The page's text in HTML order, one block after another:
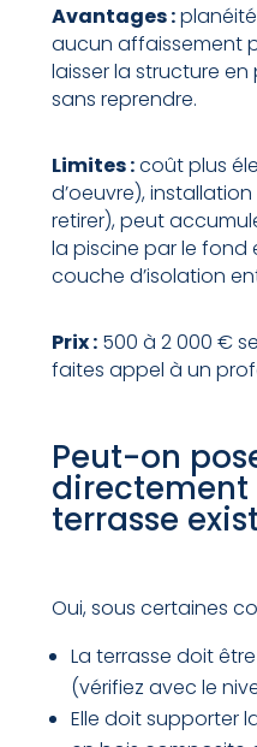
Avantages :
aucun affaissement
laisser la structure
sans reprendre.
Limites :coût plus
d’oeuvre),
retirer), peut
la piscine par le fond
couche d’isolation
Prix :500 à 2 000 €
faites appel à un
Peut-on
directement
terrasse
Oui, sous certaines
La terrasse doit être
(vérifiez avec le
Elle doit supporter